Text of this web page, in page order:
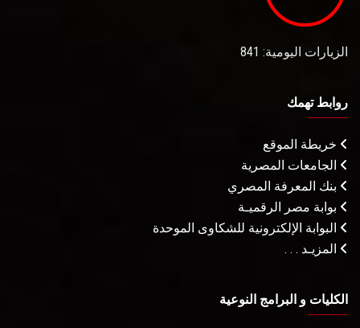
الزيارات اليومية: 841
روابط تهمك
خريطة الموقع
الجامعات المصرية
بنك المعرفة المصري
بوابة مصر الرقميـة
البوابة الإلكترونية للشكاوى الموحدة
المزيـد . . .
الكليات و البرامج النوعية